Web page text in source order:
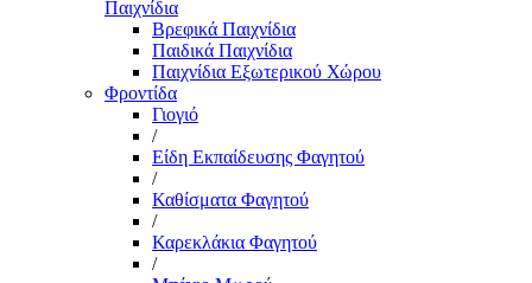
Παιχνίδια
Βρεφικά Παιχνίδια
Παιδικά Παιχνίδια
Παιχνίδια Εξωτερικού Χώρου
Φροντίδα
Γιογιό
/
Είδη Εκπαίδευσης Φαγητού
/
Καθίσματα Φαγητού
/
Καρεκλάκια Φαγητού
/